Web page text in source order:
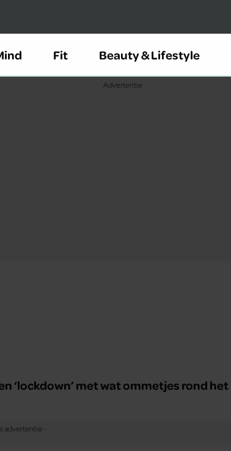
Fit Beauty & Lifestyle
‘lockdown’ met wat ommetjes rond het